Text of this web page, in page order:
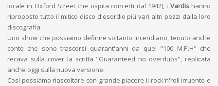
locale in Oxford Street che ospita concerti dal 1942), i Vardishanno
riproposto tutto il mitico disco d'esordio più vari altri pezzi dalla loro
discografia.
Uno show che possiamo definire soltanto incendiario, tenuto anche
conto che sono trascorsi quarant'anni da quel "100 M.P.H" che
recava sulla cover la scritta "Guaranteed no overdubs", replicata
anche oggi sulla nuova versione.
Così possiamo riascoltare con grande piacere il rock'n'roll irruento e